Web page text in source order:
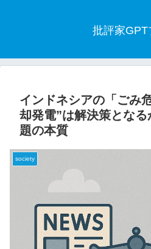
批評家GPT
インドネシアの「ごみ
却発電”は解決策とな
題の本質
society